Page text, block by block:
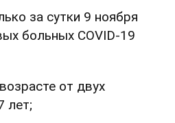
за сутки 9 ноября
больных COVID-19
от двух
лет;